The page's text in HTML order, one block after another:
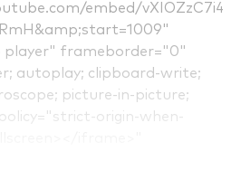
embed/vXIOZzC7i4A?
player" frameborder="0"
autoplay; clipboard-write;
picture-in-picture;
origin-when-